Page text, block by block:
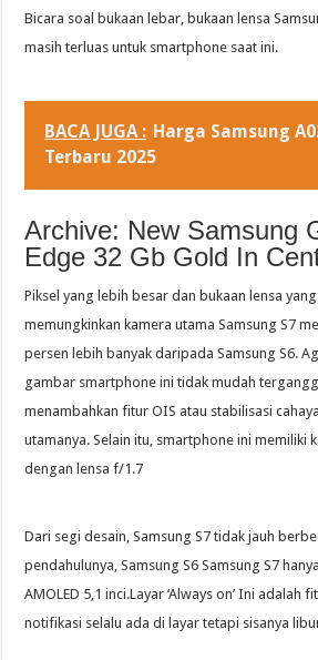
Bicara soal bukaan lebar, bukaan lensa
masih terluas untuk smartphone saat ini.
BACA JUGA : Harga Samsung
Terbaru 2025
Archive: New Samsung
Edge 32 Gb Gold In
Piksel yang lebih besar dan bukaan lensa yang
memungkinkan kamera utama Samsung S7
persen lebih banyak daripada Samsung S6.
gambar smartphone ini tidak mudah
menambahkan fitur OIS atau stabilisasi
utamanya. Selain itu, smartphone ini memiliki
dengan lensa f/1.7
Dari segi desain, Samsung S7 tidak jauh
pendahulunya, Samsung S6 Samsung S7
AMOLED 5,1 inci.Layar ‘Always on’ Ini adalah
notifikasi selalu ada di layar tetapi sisanya